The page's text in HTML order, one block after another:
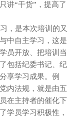
讲“干货”，提高了
，是本次培训的又
中自主学习，这是
员开放、把培训当
包括纪委书记、纪
享学习成果。例
内法规，就是由五
在主持者的催化下
学员学习积极性，